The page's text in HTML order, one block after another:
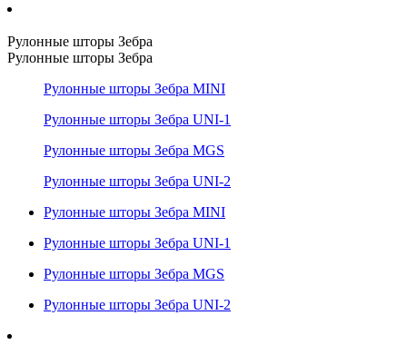
Рулонные шторы Зебра
Рулонные шторы Зебра
Рулонные шторы Зебра MINI
Рулонные шторы Зебра UNI-1
Рулонные шторы Зебра MGS
Рулонные шторы Зебра UNI-2
Рулонные шторы Зебра MINI
Рулонные шторы Зебра UNI-1
Рулонные шторы Зебра MGS
Рулонные шторы Зебра UNI-2